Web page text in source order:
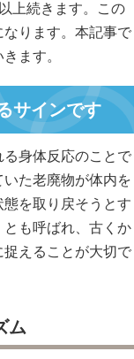
上続きます。この
ります。本記事で
ます。
サインです
身体反応のことで
た老廃物が体内を
を取り戻そうとす
も呼ばれ、古くか
えることが大切で
ム